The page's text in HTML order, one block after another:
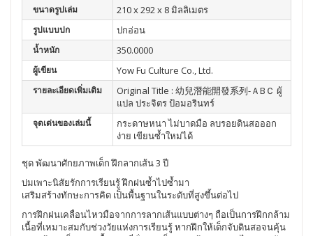
ขนาดรูปเล่ม 210 x 292 x 8 มิลลิเมตร
รูปแบบปก ปกอ่อน
น้ำหนัก 350.0000
ผู้เขียน Yow Fu Culture Co., Ltd.
รายละเอียดเพิ่มเติม
Original Title : 幼兒潛能開發系列-ＡBＣ ผู้
แปล ประจิตร ป้อมอรินทร์
จุดเด่นของเล่มนี้
กระดาษหนา ไม่บาดมือ ลบรอยดินสอออก
ง่าย เขียนซ้ำใหม่ได้
ชุด พัฒนาศักยภาพเด็ก ฝึกลากเส้น 3 ปี
บ่มเพาะนิสัยรักการเรียนรู้ ฝึกฝนซ้ำไปซ้ำมา
เสริมสร้างทักษะการคิด เป็นพื้นฐานในระดับที่สูงขึ้นต่อไป
การฝึกฝนเคลื่อนไหวมือจากการลากเส้นแบบต่างๆ ถือเป็นการฝึกกล้าม
เนื้อที่เหมาะสมกับช่วงวัยแห่งการเรียนรู้ หากฝึกให้เด็กจับดินสอจนคุ้น